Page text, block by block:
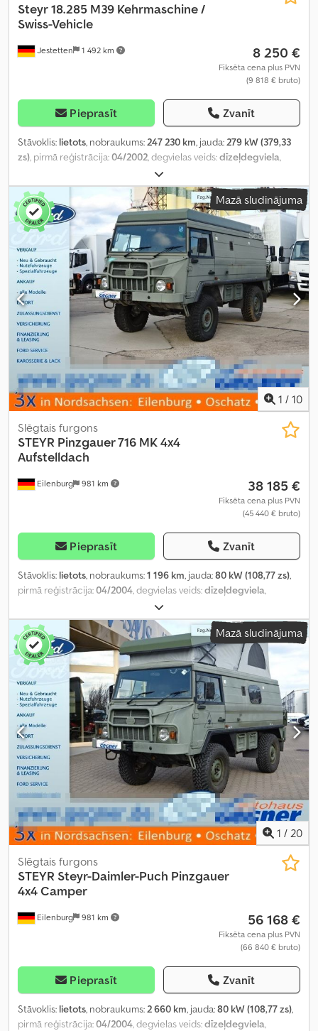
Jestetten 1 492 km
Steyr18.285 M39 Kehrmaschine /
Swiss-Vehicle
8 250 €
Fiksēta cena plus PVN
(9 818 € bruto)
Pieprasīt Zvanīt
Stāvoklis: lietots, nobraukums:247 230 km, jauda:279 kW (379,33
zs), pirmā reģistrācija:04/2002, degvielas veids:dīzeļdegviela,
, riepas izmērs:
konfigurācija:4x2, riteņu bāze:3 900 mm, nākamā pārbaude (TÜV):
03/2025, vadītāja kabīne: dienas kabīne, pārnesuma veids:
mehānisks, emisijas klase:Euro 3, piekares sistēma:tērauds-gaiss,
sēdvietu skaits:
, kopējais garums:7 200 mm, kopējais platums:
25 500 mm
, kopējais augstums: 33 000 mm , priekšējās riepas
izmērs:315/80 R 22.5/10mm, darbības svars:18 000 kg,
Mazā sludinājuma
1 / 10
Eilenburg 981 km
Slēgtais furgons
STEYR Pinzgauer 716 MK 4x4
Aufstelldach
38 185 €
Fiksēta cena plus PVN
(45 440 € bruto)
Pieprasīt Zvanīt
Stāvoklis: lietots, nobraukums:1 196 km, jauda:80 kW (108,77 zs),
pirmā reģistrācija:04/2004, degvielas veids:dīzeļdegviela,
zaļš
emisijas klase:Euro 3, sēdvietu skaits:2, Aprīkojums:ABS,
pilnpiedziņa
Mazā sludinājuma
1 / 20
Eilenburg 981 km
Slēgtais furgons
STEYR Steyr-Daimler-Puch Pinzgauer
4x4 Camper
56 168 €
Fiksēta cena plus PVN
(66 840 € bruto)
Pieprasīt Zvanīt
Stāvoklis: lietots, nobraukums:2 660 km, jauda:80 kW (108,77 zs),
pirmā reģistrācija:04/2004, degvielas veids:dīzeļdegviela,